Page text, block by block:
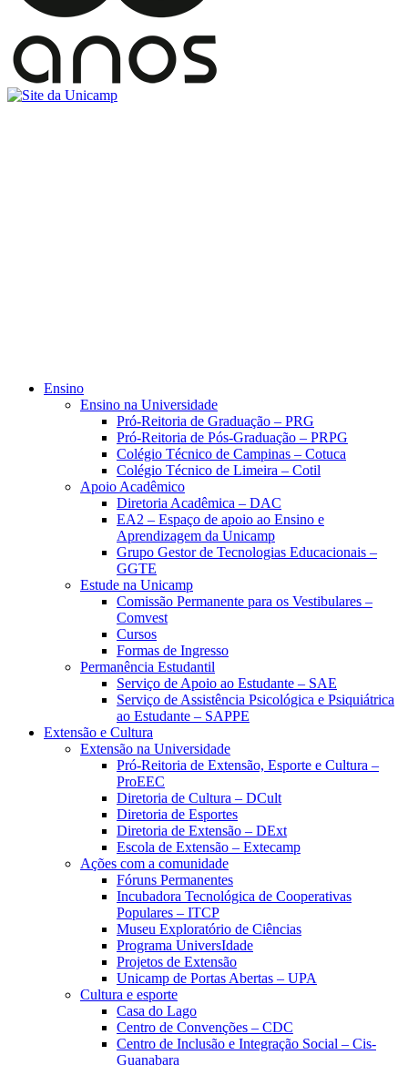
Ensino
Ensino na Universidade
Pró-Reitoria de Graduação – PRG
Pró-Reitoria de Pós-Graduação – PRPG
Colégio Técnico de Campinas – Cotuca
Colégio Técnico de Limeira – Cotil
Apoio Acadêmico
Diretoria Acadêmica – DAC
EA2 – Espaço de apoio ao Ensino e
Aprendizagem da Unicamp
Grupo Gestor de Tecnologias Educacionais –
GGTE
Estude na Unicamp
Comissão Permanente para os Vestibulares –
Comvest
Cursos
Formas de Ingresso
Permanência Estudantil
Serviço de Apoio ao Estudante – SAE
Serviço de Assistência Psicológica e Psiquiátrica
ao Estudante – SAPPE
Extensão e Cultura
Extensão na Universidade
Pró-Reitoria de Extensão, Esporte e Cultura –
ProEEC
Diretoria de Cultura – DCult
Diretoria de Esportes
Diretoria de Extensão – DExt
Escola de Extensão – Extecamp
Ações com a comunidade
Fóruns Permanentes
Incubadora Tecnológica de Cooperativas
Populares – ITCP
Museu Exploratório de Ciências
Programa UniversIdade
Projetos de Extensão
Unicamp de Portas Abertas – UPA
Cultura e esporte
Casa do Lago
Centro de Convenções – CDC
Centro de Inclusão e Integração Social – Cis-
Guanabara